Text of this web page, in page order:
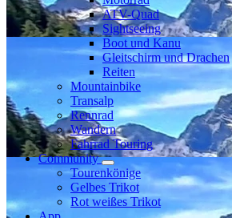
ATV-Quad
Sightseeing
Boot und Kanu
Gleitschirm und Drachen
Reiten
Mountainbike
Transalp
Rennrad
Wandern
Fahrrad Touring
Community
Tourenkönige
Gelbes Trikot
Rot weißes Trikot